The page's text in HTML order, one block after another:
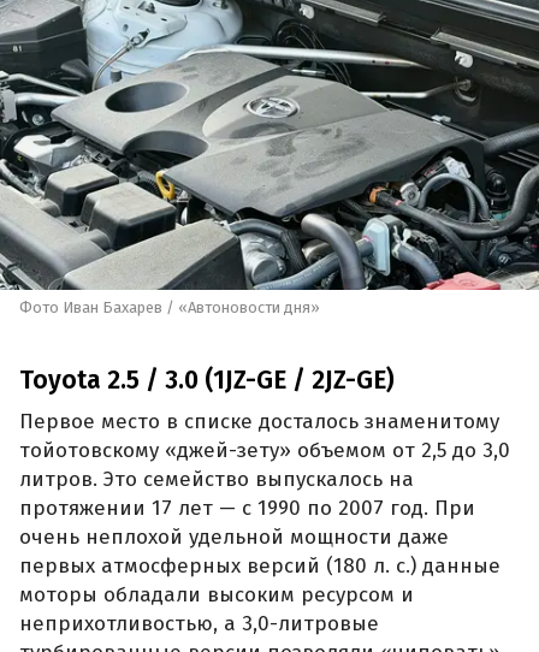
Фото Иван Бахарев / «Автоновости дня»
Toyota 2.5 / 3.0 (1JZ-GE / 2JZ-GE)
Первое место в списке досталось знаменитому
тойотовскому «джей-зету» объемом от 2,5 до 3,0
литров. Это семейство выпускалось на
протяжении 17 лет — с 1990 по 2007 год. При
очень неплохой удельной мощности даже
первых атмосферных версий (180 л. с.) данные
моторы обладали высоким ресурсом и
неприхотливостью, а 3,0-литровые